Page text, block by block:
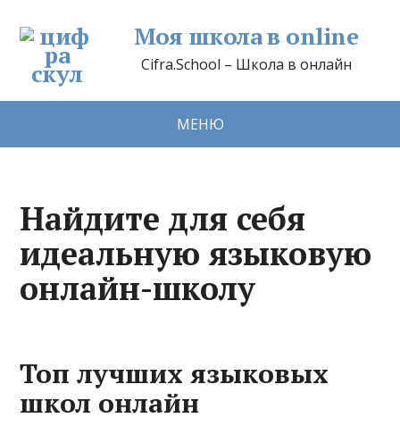
Моя школа в online
Cifra.School – Школа в онлайн
МЕНЮ
Найдите для себя
идеальную языковую
онлайн-школу
Топ лучших языковых
школ онлайн